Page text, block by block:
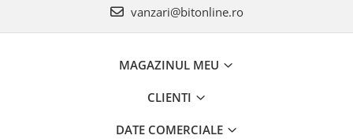
vanzari@bitonline.ro
MAGAZINUL MEU
CLIENTI
DATE COMERCIALE